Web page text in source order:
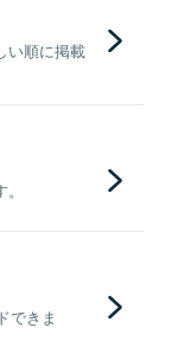
い順に掲載
できま